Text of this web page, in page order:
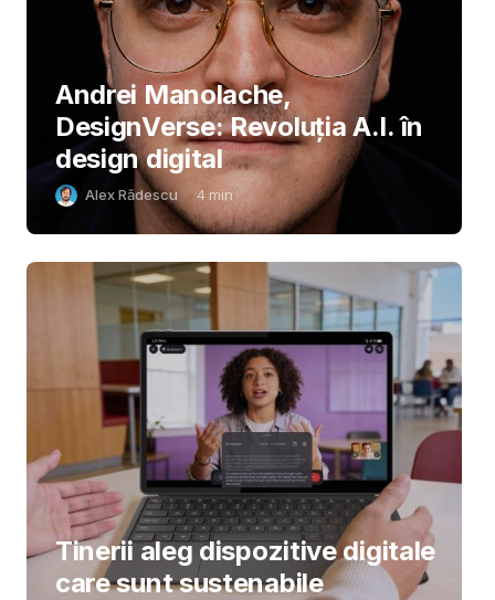
Andrei Manolache,
DesignVerse: Revoluția A.I. în
design digital
Alex Rădescu 4 min
Tinerii aleg dispozitive digitale
care sunt sustenabile